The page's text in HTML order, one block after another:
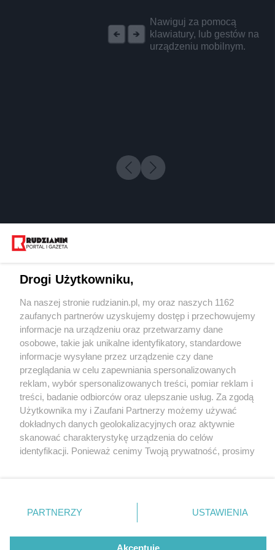
Nawiguj za pomocą
klawiatury, lub gestów na
urządzeniu mobilnym.
1 / 0
Wydawca mediów
Nie zapomnij
zapoznać się z:
polityką prywatności regulamin korzystania z portali
Twojemiasto
Piekary Śląskie
Chorzów
Tarnowskie Góry
Gliwice
Skontakuj sięz nami
Kontakt
Wydawca
Redakcja
Drogi Użytkowniku,
Na naszej stronie rudzianin.pl, my oraz naszych 1162
zaufanych partnerów uzyskujemy dostęp i przechowujemy
informacje na urządzeniu oraz przetwarzamy dane
osobowe, takie jak unikalne identyfikatory, standardowe
informacje wysyłane przez urządzenie czy dane
przeglądania w celu zapewniania spersonalizowanych
reklam, wybór spersonalizowanych treści, pomiar reklam i
treści, badanie odbiorców oraz ulepszanie usług. Za zgodą
Użytkownika my i Zaufani Partnerzy możemy używać
dokładnych danych geolokalizacyjnych oraz aktywnie
skanować charakterystykę urządzenia do celów
identyfikacji. Ponieważ cenimy Twoją prywatność, prosimy
prywatności znajdujący się w lewym dolnym rogu strony
. Niektóre rodzaje przetwarzania danych nie wymagają
zgody użytkownika, ale masz prawo sprzeciwić się
takiemu przetwarzaniu. Preferencje będą miały
PARTNERZY USTAWIENIA
Akceptuję